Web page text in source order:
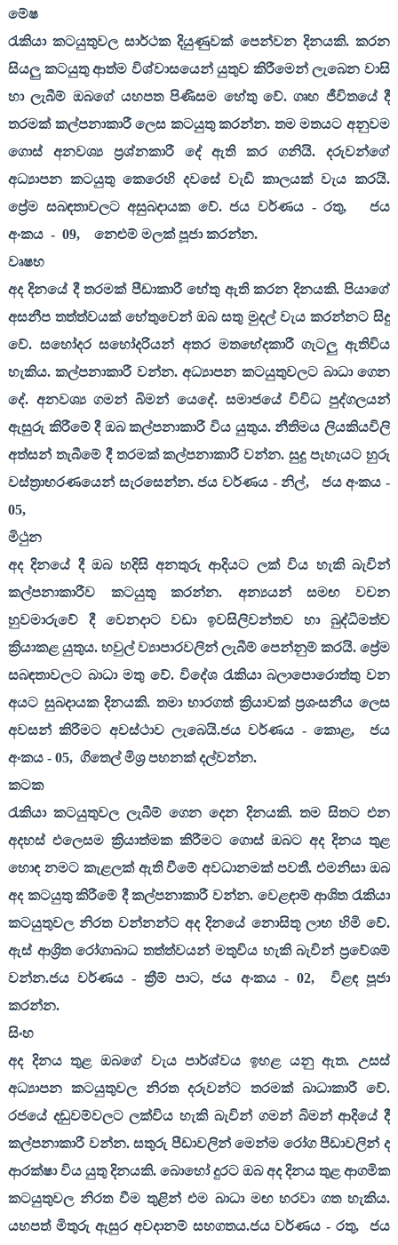
මේෂ
රැකියා කටයුතුවල සාර්ථක දියුණුවක් පෙන්වන දිනයකි. කරන
සියලු කටයුතු ආත්ම විශ්වාසයෙන් යුතුව කිරීමෙන් ලැබෙන වාසි
හා ලැබීම් ඔබගේ යහපත පිණිසම හේතු වේ. ගෘහ ජීවිතයේ දී
තරමක් කල්පනාකාරී ලෙස කටයුතු කරන්න. තම මතයට අනුවම
ගොස් අනවශ්‍ය ප්‍රශ්නකාරී දේ ඇති කර ගනියි. දරුවන්ගේ
අධ්‍යාපන කටයුතු කෙරෙහි දවසේ වැඩි කාලයක් වැය කරයි.
ප්‍රේම සබඳතාවලට අසුබදායක වේ. ජය වර්ණය - රතු,
ජය
අංකය - 09,
නෙළුම් මලක් පූජා කරන්න.
වෘෂභ
අද දිනයේ දී තරමක් පීඩාකාරී හේතු ඇති කරන දිනයකි. පියාගේ
අසනීප තත්ත්වයක් හේතුවෙන් ඔබ සතු මුදල් වැය කරන්නට සිදු
වේ. සහෝදර සහෝදරියන් අතර මතභේදකාරී ගැටලු ඇතිවිය
හැකිය. කල්පනාකාරී වන්න. අධ්‍යාපන කටයුතුවලට බාධා ගෙන
දේ. අනවශ්‍ය ගමන් බිමන් යෙදේ. සමාජයේ විවිධ පුද්ගලයන්
ඇසුරු කිරීමේ දී ඔබ කල්පනාකාරී විය යුතුය. නීතිමය ලියකියවිලි
අත්සන් තැබීමේ දී තරමක් කල්පනාකාරී වන්න. සුදු පැහැයට හුරු
වස්ත්‍රාභරණයෙන් සැරසෙන්න. ජය වර්ණය - නිල්,
ජය අංකය -
05,
මිථුන
අද දිනයේ දී ඔබ හදිසි අනතුරු ආදියට ලක් විය හැකි බැවින්
කල්පනාකාරීව කටයුතු කරන්න. අන්‍යයන් සමඟ වචන
හුවමාරුවේ දී වෙනදාට වඩා ඉවසිලිවන්තව හා බුද්ධිමත්ව
ක්‍රියාකළ යුතුය. හවුල් ව්‍යාපාරවලින් ලැබීම් පෙන්නුම් කරයි. ප්‍රේම
සබඳතාවලට බාධා මතු වේ. විදේශ රැකියා බලාපොරොත්තු වන
අයට සුබදායක දිනයකි. තමා භාරගත් ක්‍රියාවක් ප්‍රශංසනීය ලෙස
අවසන් කිරීමට අවස්ථාව ලැබෙයි.ජය වර්ණය - කොළ,
ජය
අංකය - 05, ගිතෙල් මිශ්‍ර පහනක් දල්වන්න.
කටක
රැකියා කටයුතුවල ලැබීම් ගෙන දෙන දිනයකි. තම සිතට එන
අදහස් එලෙසම ක්‍රියාත්මක කිරීමට ගොස් ඔබට අද දිනය තුළ
හොඳ නමට කැළලක් ඇති වීමේ අවධානමක් පවතී. එමනිසා ඔබ
අද කටයුතු කිරීමේ දී කල්පනාකාරී වන්න. වෙළඳාම් ආශිත රැකියා
කටයුතුවල නිරත වන්නන්ට අද දිනයේ නොසිතූ ලාභ හිමි වේ.
ඇස් ආශ්‍රිත රෝගාබාධ තත්ත්වයන් මතුවිය හැකි බැවින් ප්‍රවේශම්
වන්න.ජය වර්ණය - ක්‍රීම් පාට,ජය අංකය - 02,
විළඳ පූජා
කරන්න.
සිංහ
අද දිනය තුළ ඔබගේ වැය පාර්ශ්වය ඉහළ යනු ඇත. උසස්
අධ්‍යාපන කටයුතුවල නිරත දරුවන්ට තරමක් බාධාකාරී වේ.
රජයේ දඬුවම්වලට ලක්විය හැකි බැවින් ගමන් බිමන් ආදියේ දී
කල්පනාකාරී වන්න. සතුරු පීඩාවලින් මෙන්ම රෝග පීඩාවලින් ද
ආරක්ෂා විය යුතු දිනයකි. බොහෝ දුරට ඔබ අද දිනය තුළ ආගමික
කටයුතුවල නිරත වීම තුළින් එම බාධා මඟ හරවා ගත හැකිය.
යහපත් මිතුරු ඇසුර අවදානම් සහගතය.ජය වර්ණය - රතු, ජය